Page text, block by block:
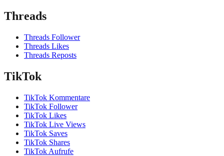
Threads
Threads Follower
Threads Likes
Threads Reposts
TikTok
TikTok Kommentare
TikTok Follower
TikTok Likes
TikTok Live Views
TikTok Saves
TikTok Shares
TikTok Aufrufe